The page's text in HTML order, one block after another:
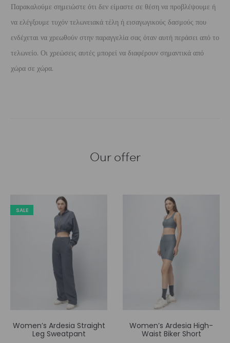
Παρακαλούμε σημειώστε ότι δεν είμαστε σε θέση να προβλέψουμε ή
να ελέγξουμε τυχόν τελωνειακά τέλη ή εισαγωγικούς δασμούς που
ενδέχεται να χρεωθούν στην παραγγελία σας όταν αυτή περάσει από το
τελωνείο. Οι χρεώσεις αυτές μπορεί να διαφέρουν σημαντικά από
χώρα σε χώρα.
Our offer
SALE
Women’s Ardesia Straight
Leg Sweatpant
Women’s Ardesia High-
Waist Biker Short